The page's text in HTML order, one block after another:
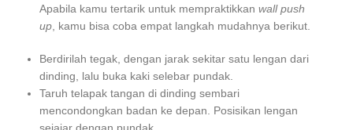
Apabila kamu tertarik untuk mempraktikkan wall push
up , kamu bisa coba empat langkah mudahnya berikut.
Berdirilah tegak, dengan jarak sekitar satu lengan dari
dinding, lalu buka kaki selebar pundak.
Taruh telapak tangan di dinding sembari
mencondongkan badan ke depan. Posisikan lengan